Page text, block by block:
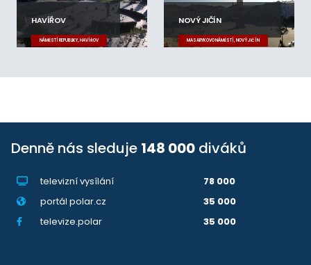
HAVÍŘOV
NÁMĚSTÍ REPUBLIKY, HAVÍŘOV
NOVÝ JIČÍN
MASARYKOVO NÁMĚSTÍ, NOVÝ JIČÍN
Denně nás sleduje 148 000 diváků
televizní vysílání
78 000
portál polar.cz
35 000
televize.polar
35 000